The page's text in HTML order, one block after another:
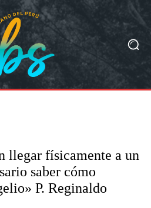
llegar físicamente a un
saber cómo
P. Reginaldo